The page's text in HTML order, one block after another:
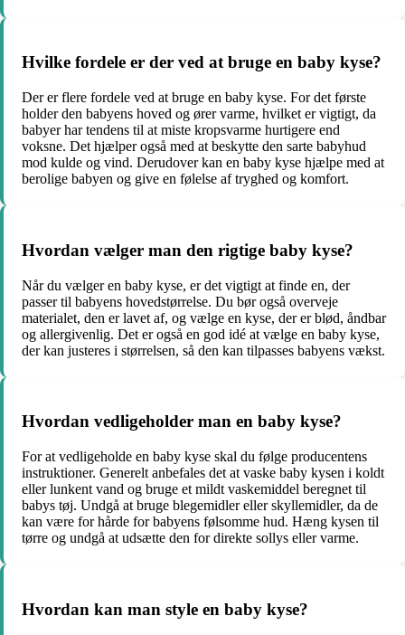
Hvilke fordele er der ved at bruge en baby kyse?
Der er flere fordele ved at bruge en baby kyse. For det første
holder den babyens hoved og ører varme, hvilket er vigtigt, da
babyer har tendens til at miste kropsvarme hurtigere end
voksne. Det hjælper også med at beskytte den sarte babyhud
mod kulde og vind. Derudover kan en baby kyse hjælpe med at
berolige babyen og give en følelse af tryghed og komfort.
Hvordan vælger man den rigtige baby kyse?
Når du vælger en baby kyse, er det vigtigt at finde en, der
passer til babyens hovedstørrelse. Du bør også overveje
materialet, den er lavet af, og vælge en kyse, der er blød, åndbar
og allergivenlig. Det er også en god idé at vælge en baby kyse,
der kan justeres i størrelsen, så den kan tilpasses babyens vækst.
Hvordan vedligeholder man en baby kyse?
For at vedligeholde en baby kyse skal du følge producentens
instruktioner. Generelt anbefales det at vaske baby kysen i koldt
eller lunkent vand og bruge et mildt vaskemiddel beregnet til
babys tøj. Undgå at bruge blegemidler eller skyllemidler, da de
kan være for hårde for babyens følsomme hud. Hæng kysen til
tørre og undgå at udsætte den for direkte sollys eller varme.
Hvordan kan man style en baby kyse?